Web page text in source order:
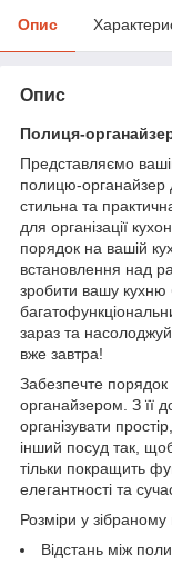
Опис
Опис
Полиця-
Представляємо
полицю-органайзер
стильна та
для організації
порядок на вашій
встановлення над
зробити вашу кухню
зараз та
вже завтра!
Забезпечте
органайзером. З її
організувати
інший посуд так,
тільки покращить
елегантності та
Розміри у
Відстань між